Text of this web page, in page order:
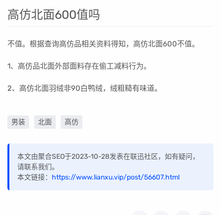
高仿北面600值吗
不值。根据查询高仿品相关资料得知，高仿北面600不值。
1、高仿品北面外部面料存在偷工减料行为。
2、高仿北面羽绒非90白鸭绒，绒粗糙有味道。
男装 北面 高仿
本文由聚合SEO于2023-10-28发表在联迅社区，如有疑问，
请联系我们。
本文链接： https://www.lianxu.vip/post/56607.html